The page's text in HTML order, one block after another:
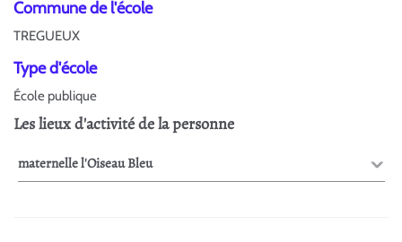
Commune de l'école
TREGUEUX
Type d'école
École publique
Les lieux d'activité de la personne
maternelle l'Oiseau Bleu